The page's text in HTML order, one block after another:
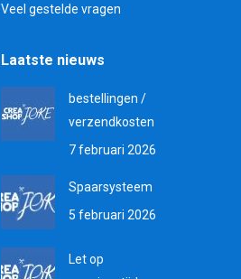
Veel gestelde vragen
Laatste nieuws
bestellingen /
verzendkosten
7 februari 2026
Spaarsysteem
5 februari 2026
Let op